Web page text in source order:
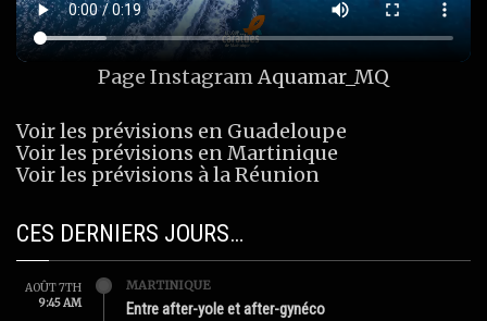
Page InstagramAquamar_MQ
Voir les prévisions en Guadeloupe
Voir les prévisions en Martinique
Voir les prévisions à la Réunion
CES DERNIERS JOURS…
AOÛT 7TH
9:45 AM
MARTINIQUE
Entre after-yole et after-gynéco